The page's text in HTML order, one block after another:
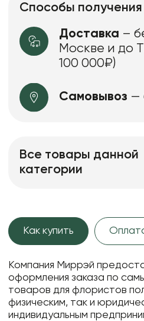
Способы получения
Доставка –
Москве и до
100 000₽)
Самовывоз —
Все товары данной
категории
Как купить
Компания Миррэй
оформления заказа по
товаров для флористов
физическим, так и
индивидуальным